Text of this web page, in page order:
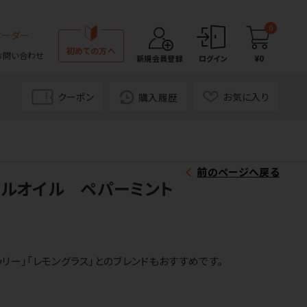
ダー
問い合わせ 初めての方へ
新規会員登録 ログイン
0
¥0
クーポン 購入履歴 お気に入り
前のページへ戻る
オイル ペパーミント
」「レモングラス」とのブレンドもおすすめです。